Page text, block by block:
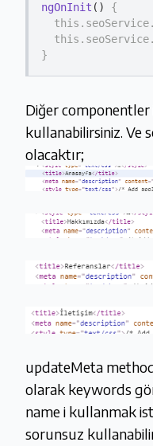
ngOnInit ()
{
}
Diğer
kullanabilirsiniz. Ve
olacaktır;
updateMeta
olarak keywords
name i kullanmak
sorunsuz